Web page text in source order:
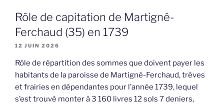
Rôle de capitation de Martigné-
Ferchaud (35) en 1739
12 JUIN 2026
Rôle de répartition des sommes que doivent payer les
habitants de la paroisse de Martigné-Ferchaud, trèves
et frairies en dépendantes pour l’année 1739, lequel
s’est trouvé monter à 3 160 livres 12 sols 7 deniers,